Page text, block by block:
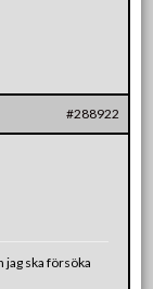
#288922
jag ska försöka